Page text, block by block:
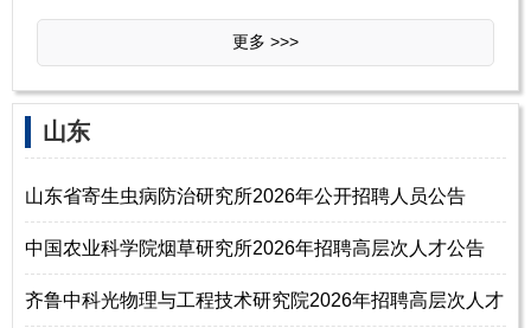
更多 >>>
‌‌山东
山东省寄生虫病防治研究所2026年公开招聘人员公告
中国农业科学院烟草研究所2026年招聘高层次人才公告
齐鲁中科光物理与工程技术研究院2026年招聘高层次人才